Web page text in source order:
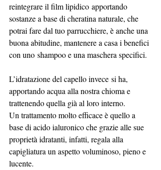
reintegrare il film lipidico apportando
sostanze a base di cheratina naturale, che
potrai fare dal tuo parrucchiere, è anche una
buona abitudine, mantenere a casa i benefici
con uno shampoo e una maschera specifici.
L’idratazione del capello invece si ha,
apportando acqua alla nostra chioma e
trattenendo quella già al loro interno.
Un trattamento molto efficace è quello a
base di acido ialuronico che grazie alle sue
proprietà idratanti, infatti, regala alla
capigliatura un aspetto voluminoso, pieno e
lucente.